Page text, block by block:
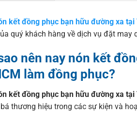
kết đồng phục bạn hữu đường xa tại
quý khách hàng về dịch vụ đặt may
nên nay nón kết
làm đồng phục?
kết đồng phục bạn hữu đường xa tại
thương hiệu trong các sự kiện và